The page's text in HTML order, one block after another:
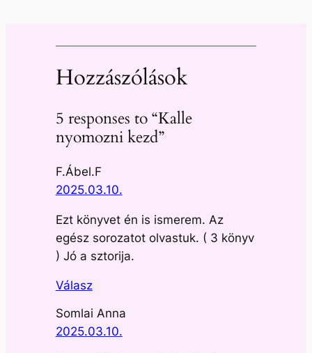
Hozzászólások
5 responses to “Kalle
nyomozni kezd”
F.Ábel.F
2025.03.10.
Ezt könyvet én is ismerem. Az
egész sorozatot olvastuk. ( 3 könyv
) Jó a sztorija.
Válasz
Somlai Anna
2025.03.10.